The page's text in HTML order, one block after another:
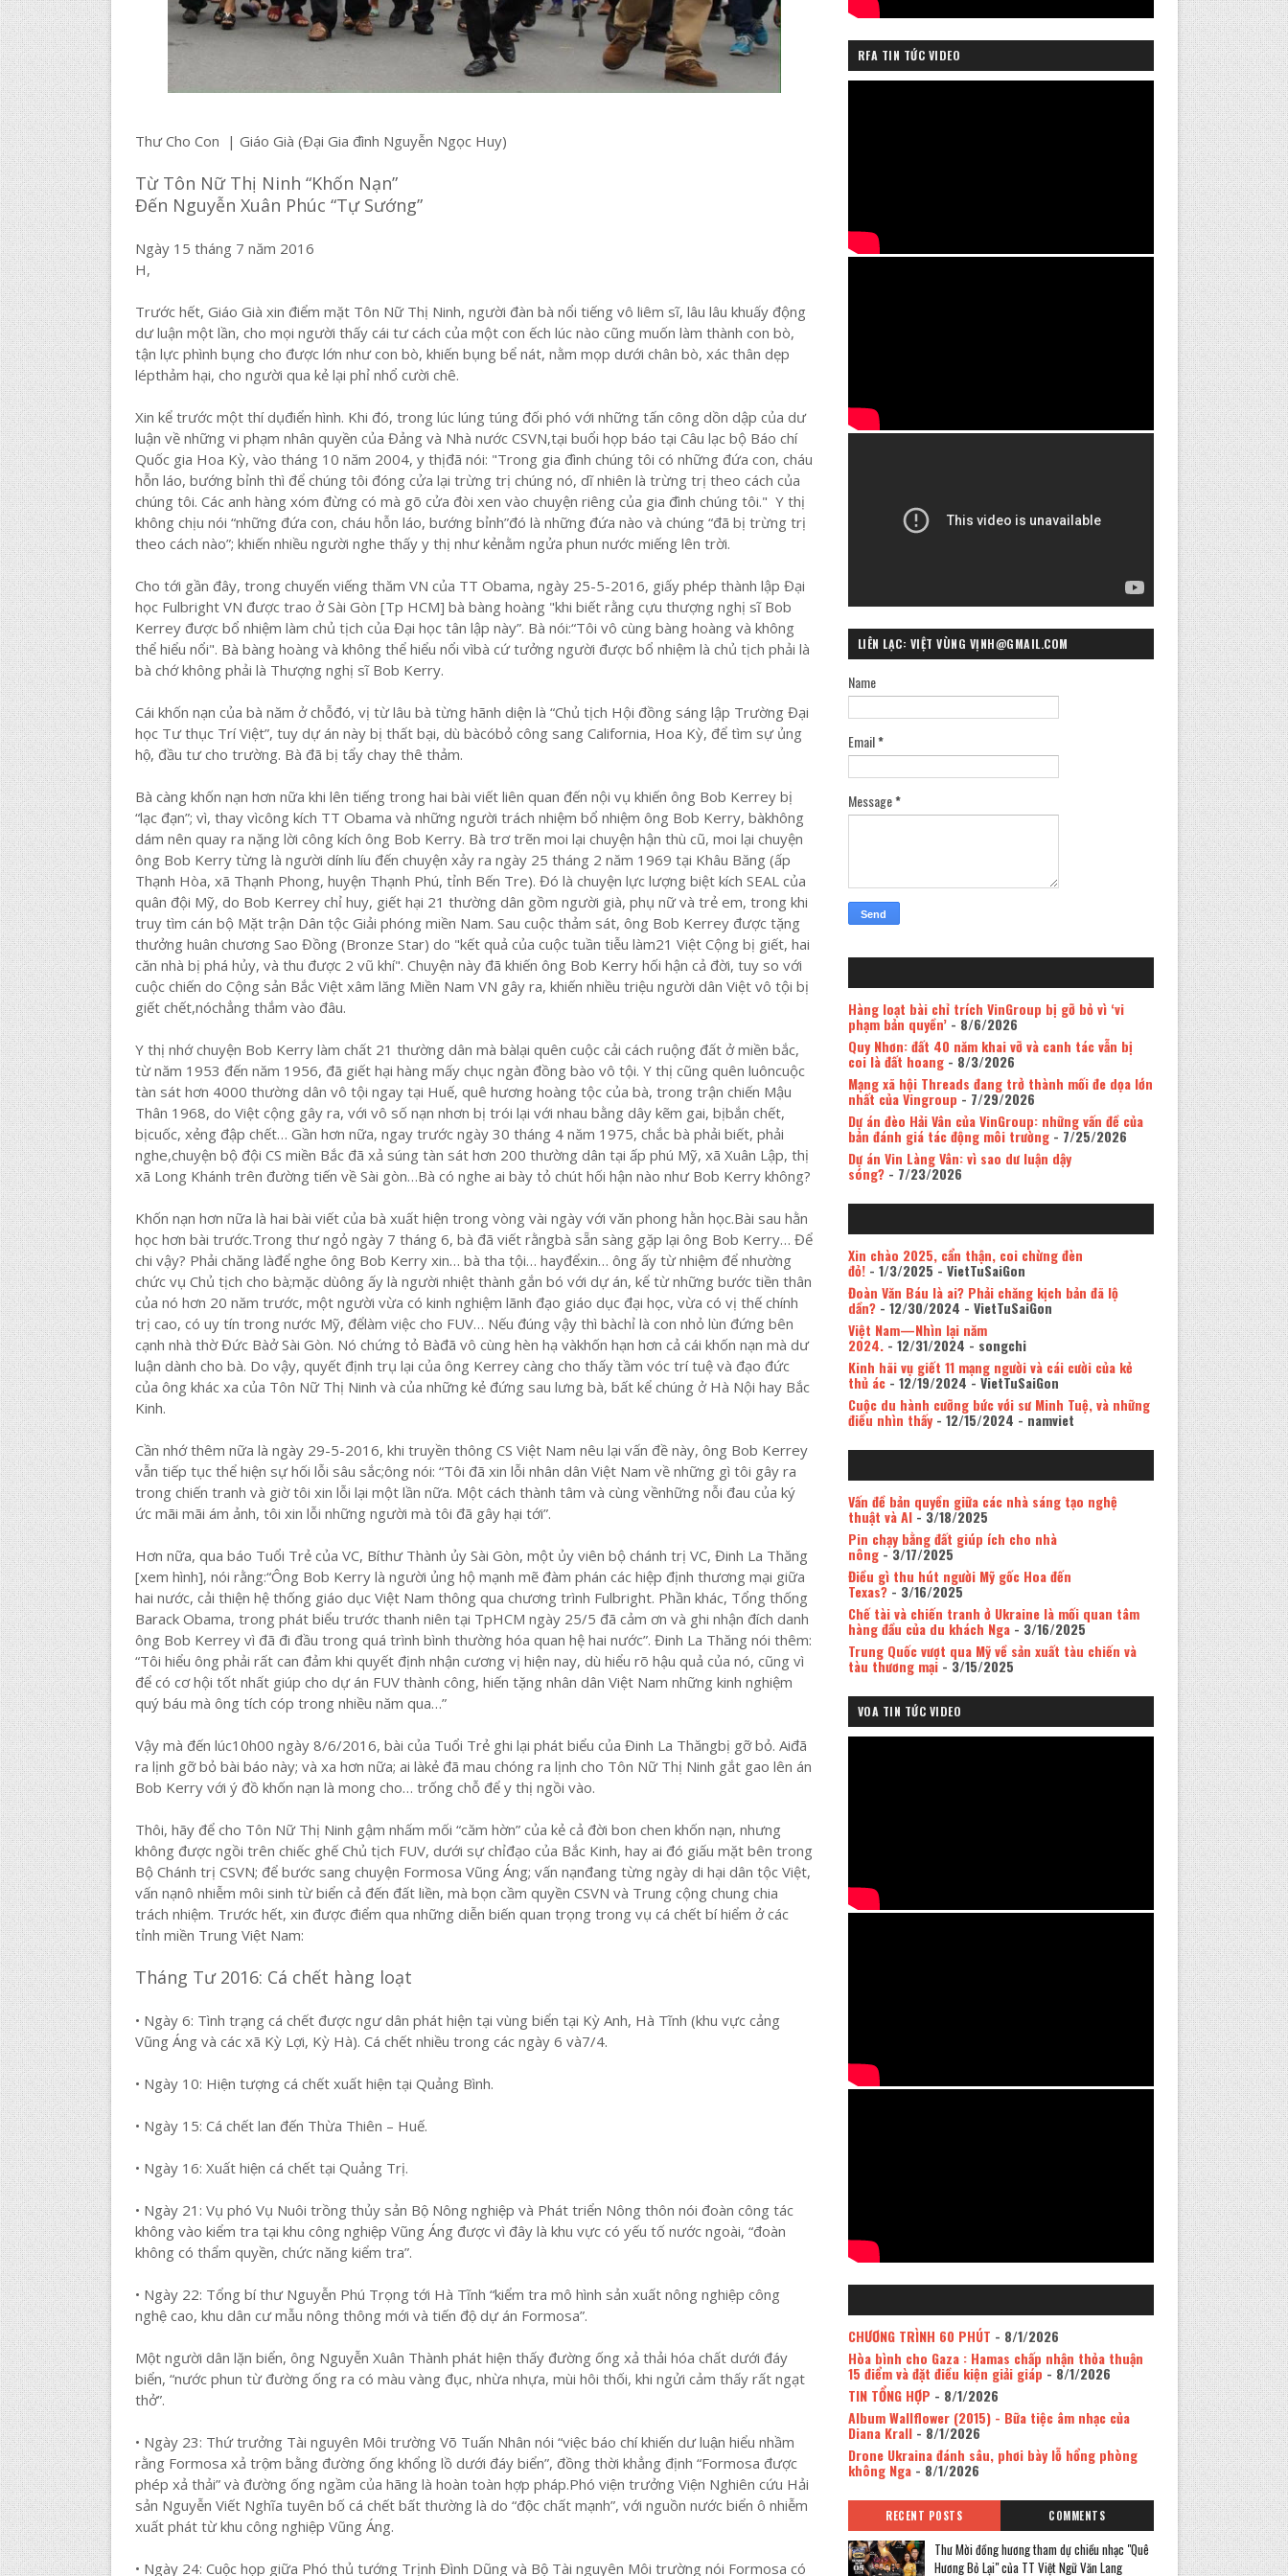
Thư Cho Con | Giáo Già (Đại Gia đình Nguyễn Ngọc Huy)
Từ Tôn Nữ Thị Ninh “Khốn Nạn”
Đến Nguyễn Xuân Phúc “Tự Sướng”
Ngày 15 tháng 7 năm 2016
H,
Trước hết, Giáo Già xin điểm mặt Tôn Nữ Thị Ninh, người đàn bà nổi tiếng vô liêm sĩ, lâu lâu khuấy động
dư luận một lần, cho mọi người thấy cái tư cách của một con ếch lúc nào cũng muốn làm thành con bò,
tận lực phình bụng cho được lớn như con bò, khiến bụng bể nát, nằm mọp dưới chân bò, xác thân dẹp
lépthảm hại, cho người qua kẻ lại phỉ nhổ cười chê.
Xin kể trước một thí dụđiển hình. Khi đó, trong lúc lúng túng đối phó với những tấn công dồn dập của dư
luận về những vi phạm nhân quyền của Đảng và Nhà nước CSVN,tại buổi họp báo tại Câu lạc bộ Báo chí
Quốc gia Hoa Kỳ, vào tháng 10 năm 2004, y thịđã nói: "Trong gia đình chúng tôi có những đứa con, cháu
hỗn láo, bướng bỉnh thì để chúng tôi đóng cửa lại trừng trị chúng nó, dĩ nhiên là trừng trị theo cách của
chúng tôi. Các anh hàng xóm đừng có mà gõ cửa đòi xen vào chuyện riêng của gia đình chúng tôi." Y thị
không chịu nói “những đứa con, cháu hỗn láo, bướng bỉnh”đó là những đứa nào và chúng “đã bị trừng trị
theo cách nào”; khiến nhiều người nghe thấy y thị như kẻnằm ngửa phun nước miếng lên trời.
Cho tới gần đây, trong chuyến viếng thăm VN của TT Obama, ngày 25-5-2016, giấy phép thành lập Đại
học Fulbright VN được trao ở Sài Gòn [Tp HCM] bà bàng hoàng "khi biết rằng cựu thượng nghị sĩ Bob
Kerrey được bổ nhiệm làm chủ tịch của Đại học tân lập này”. Bà nói:“Tôi vô cùng bàng hoàng và không
thể hiểu nổi". Bà bàng hoàng và không thể hiểu nổi vìbà cứ tưởng người được bổ nhiệm là chủ tịch phải là
bà chớ không phải là Thượng nghị sĩ Bob Kerry.
Cái khốn nạn của bà năm ở chỗđó, vị từ lâu bà từng hãnh diện là “Chủ tịch Hội đồng sáng lập Trường Đại
học Tư thục Trí Việt”, tuy dự án này bị thất bại, dù bàcóbỏ công sang California, Hoa Kỳ, để tìm sự ủng
hộ, đầu tư cho trường. Bà đã bị tẩy chay thê thảm.
Bà càng khốn nạn hơn nữa khi lên tiếng trong hai bài viết liên quan đến nội vụ khiến ông Bob Kerrey bị
“lạc đạn”; vì, thay vìcông kích TT Obama và những người trách nhiệm bổ nhiệm ông Bob Kerry, bàkhông
dám nên quay ra nặng lời công kích ông Bob Kerry. Bà trơ trẽn moi lại chuyện hận thù cũ, moi lại chuyện
ông Bob Kerry từng là người dính líu đến chuyện xảy ra ngày 25 tháng 2 năm 1969 tại Khâu Băng (ấp
Thạnh Hòa, xã Thạnh Phong, huyện Thạnh Phú, tỉnh Bến Tre). Đó là chuyện lực lượng biệt kích SEAL của
quân đội Mỹ, do Bob Kerrey chỉ huy, giết hại 21 thường dân gồm người già, phụ nữ và trẻ em, trong khi
truy tìm cán bộ Mặt trận Dân tộc Giải phóng miền Nam. Sau cuộc thảm sát, ông Bob Kerrey được tặng
thưởng huân chương Sao Đồng (Bronze Star) do "kết quả của cuộc tuần tiễu làm21 Việt Cộng bị giết, hai
căn nhà bị phá hủy, và thu được 2 vũ khí". Chuyện này đã khiến ông Bob Kerry hối hận cả đời, tuy so với
cuộc chiến do Cộng sản Bắc Việt xâm lăng Miền Nam VN gây ra, khiến nhiều triệu người dân Việt vô tội bị
giết chết,nóchẳng thắm vào đâu.
Y thị nhớ chuyện Bob Kerry làm chất 21 thường dân mà bàlại quên cuộc cải cách ruộng đất ở miền bắc,
từ năm 1953 đến năm 1956, đã giết hại hàng mấy chục ngàn đồng bào vô tội. Y thị cũng quên luôncuộc
tàn sát hơn 4000 thường dân vô tội ngay tại Huế, quê hương hoàng tộc của bà, trong trận chiến Mậu
Thân 1968, do Việt cộng gây ra, với vô số nạn nhơn bị trói lại với nhau bằng dây kẽm gai, bịbắn chết,
bịcuốc, xẻng đập chết… Gần hơn nữa, ngay trước ngày 30 tháng 4 năm 1975, chắc bà phải biết, phải
nghe,chuyện bộ đội CS miền Bắc đã xả súng tàn sát hơn 200 thường dân tại ấp phú Mỹ, xã Xuân Lập, thị
xã Long Khánh trên đường tiến về Sài gòn…Bà có nghe ai bày tỏ chút hối hận nào như Bob Kerry không?
Khốn nạn hơn nữa là hai bài viết của bà xuất hiện trong vòng vài ngày với văn phong hằn học.Bài sau hằn
học hơn bài trước.Trong thư ngỏ ngày 7 tháng 6, bà đã viết rằngbà sẵn sàng gặp lại ông Bob Kerry… Để
chi vậy? Phải chăng làđể nghe ông Bob Kerry xin… bà tha tội… hayđểxin… ông ấy từ nhiệm để nhường
chức vụ Chủ tịch cho bà;mặc dùông ấy là người nhiệt thành gắn bó với dự án, kể từ những bước tiền thân
của nó hơn 20 năm trước, một người vừa có kinh nghiệm lãnh đạo giáo dục đại học, vừa có vị thế chính
trị cao, có uy tín trong nước Mỹ, đểlàm việc cho FUV… Nếu đúng vậy thì bàchỉ là con nhỏ lùn đứng bên
cạnh nhà thờ Đức Bàở Sài Gòn. Nó chứng tỏ Bàđã vô cùng hèn hạ vàkhốn hạn hơn cả cái khốn nạn mà dư
luận dành cho bà. Do vậy, quyết định trụ lại của ông Kerrey càng cho thấy tầm vóc trí tuệ và đạo đức
của ông khác xa của Tôn Nữ Thị Ninh và của những kẻ đứng sau lưng bà, bất kể chúng ở Hà Nội hay Bắc
Kinh.
Cần nhớ thêm nữa là ngày 29-5-2016, khi truyền thông CS Việt Nam nêu lại vấn đề này, ông Bob Kerrey
vẫn tiếp tục thể hiện sự hối lỗi sâu sắc;ông nói: “Tôi đã xin lỗi nhân dân Việt Nam về những gì tôi gây ra
trong chiến tranh và giờ tôi xin lỗi lại một lần nữa. Một cách thành tâm và cùng vềnhững nỗi đau của ký
ức mãi mãi ám ảnh, tôi xin lỗi những người mà tôi đã gây hại tới”.
Hơn nữa, qua báo Tuổi Trẻ của VC, Bíthư Thành ủy Sài Gòn, một ủy viên bộ chánh trị VC, Đinh La Thăng
[xem hình], nói rằng:“Ông Bob Kerry là người ủng hộ mạnh mẽ đàm phán các hiệp định thương mại giữa
hai nước, cải thiện hệ thống giáo dục Việt Nam thông qua chương trình Fulbright. Phần khác, Tổng thống
Barack Obama, trong phát biểu trước thanh niên tại TpHCM ngày 25/5 đã cảm ơn và ghi nhận đích danh
ông Bob Kerrey vì đã đi đầu trong quá trình bình thường hóa quan hệ hai nước”. Đinh La Thăng nói thêm:
“Tôi hiểu ông phải rất can đảm khi quyết định nhận cương vị hiện nay, dù hiểu rõ hậu quả của nó, cũng vì
để có cơ hội tốt nhất giúp cho dự án FUV thành công, hiến tặng nhân dân Việt Nam những kinh nghiệm
quý báu mà ông tích cóp trong nhiều năm qua…”
Vậy mà đến lúc10h00 ngày 8/6/2016, bài của Tuổi Trẻ ghi lại phát biểu của Đinh La Thăngbị gỡ bỏ. Aiđã
ra lịnh gỡ bỏ bài báo này; và xa hơn nữa; ai làkẻ đã mau chóng ra lịnh cho Tôn Nữ Thị Ninh gắt gao lên án
Bob Kerry với ý đồ khốn nạn là mong cho… trống chỗ để y thị ngồi vào.
Thôi, hãy để cho Tôn Nữ Thị Ninh gậm nhấm mối “căm hờn” của kẻ cả đời bon chen khốn nạn, nhưng
không được ngồi trên chiếc ghế Chủ tịch FUV, dưới sự chỉđạo của Bắc Kinh, hay ai đó giấu mặt bên trong
Bộ Chánh trị CSVN; để bước sang chuyện Formosa Vũng Áng; vấn nạnđang từng ngày di hại dân tộc Việt,
vấn nạnô nhiễm môi sinh từ biển cả đến đất liền, mà bọn cầm quyền CSVN và Trung cộng chung chia
trách nhiệm. Trước hết, xin được điểm qua những diễn biến quan trọng trong vụ cá chết bí hiểm ở các
tỉnh miền Trung Việt Nam:
Tháng Tư 2016: Cá chết hàng loạt
• Ngày 6: Tình trạng cá chết được ngư dân phát hiện tại vùng biển tại Kỳ Anh, Hà Tĩnh (khu vực cảng
Vũng Áng và các xã Kỳ Lợi, Kỳ Hà). Cá chết nhiều trong các ngày 6 và7/4.
• Ngày 10: Hiện tượng cá chết xuất hiện tại Quảng Bình.
• Ngày 15: Cá chết lan đến Thừa Thiên – Huế.
• Ngày 16: Xuất hiện cá chết tại Quảng Trị.
• Ngày 21: Vụ phó Vụ Nuôi trồng thủy sản Bộ Nông nghiệp và Phát triển Nông thôn nói đoàn công tác
không vào kiểm tra tại khu công nghiệp Vũng Áng được vì đây là khu vực có yếu tố nước ngoài, “đoàn
không có thẩm quyền, chức năng kiểm tra”.
• Ngày 22: Tổng bí thư Nguyễn Phú Trọng tới Hà Tĩnh “kiểm tra mô hình sản xuất nông nghiệp công
nghệ cao, khu dân cư mẫu nông thông mới và tiến độ dự án Formosa”.
Một người dân lặn biển, ông Nguyễn Xuân Thành phát hiện thấy đường ống xả thải hóa chất dưới đáy
biển, “nước phun từ đường ống ra có màu vàng đục, nhừa nhựa, mùi hôi thối, khi ngửi cảm thấy rất ngạt
thở”.
• Ngày 23: Thứ trưởng Tài nguyên Môi trường Võ Tuấn Nhân nói “việc báo chí khiến dư luận hiểu nhầm
rằng Formosa xả trộm bằng đường ống khổng lồ dưới đáy biển”, đồng thời khẳng định “Formosa được
phép xả thải” và đường ống ngầm của hãng là hoàn toàn hợp pháp.Phó viện trưởng Viện Nghiên cứu Hải
sản Nguyễn Viết Nghĩa tuyên bố cá chết bất thường là do “độc chất mạnh”, với nguồn nước biển ô nhiễm
xuất phát từ khu công nghiệp Vũng Áng.
• Ngày 24: Cuộc họp giữa Phó thủ tướng Trịnh Đình Dũng và Bộ Tài nguyên Môi trường nói Formosa có
RFA TIN TỨC VIDEO
LIÊN LẠC: VIỆT VÙNG VỊNH@GMAIL.COM
Name
Email*
Message*
Hàng loạt bài chỉ trích VinGroup bị gỡ bỏ vì ‘vi
phạm bản quyền’- 8/6/2026
Quy Nhơn: đất 40 năm khai vỡ và canh tác vẫn bị
coi là đất hoang- 8/3/2026
Mạng xã hội Threads đang trở thành mối đe dọa lớn
nhất của Vingroup - 7/29/2026
Dự án đèo Hải Vân của VinGroup: những vấn đề của
bản đánh giá tác động môi trường- 7/25/2026
Dự án Vin Làng Vân: vì sao dư luận dậy
sóng?- 7/23/2026
Xin chào 2025, cẩn thận, coi chừng đèn
đỏ!- 1/3/2025 - VietTuSaiGon
Đoàn Văn Báu là ai? Phải chăng kịch bản đã lộ
dần?- 12/30/2024 - VietTuSaiGon
Việt Nam—Nhìn lại năm
2024.- 12/31/2024 - songchi
Kinh hãi vụ giết 11 mạng người và cái cười của kẻ
thủ ác- 12/19/2024 - VietTuSaiGon
Cuộc du hành cưỡng bức với sư Minh Tuệ, và những
điều nhìn thấy- 12/15/2024 - namviet
Vấn đề bản quyền giữa các nhà sáng tạo nghệ
thuật và AI- 3/18/2025
Pin chạy bằng đất giúp ích cho nhà
nông- 3/17/2025
Điều gì thu hút người Mỹ gốc Hoa đến
Texas?- 3/16/2025
Chế tài và chiến tranh ở Ukraine là mối quan tâm
hàng đầu của du khách Nga- 3/16/2025
Trung Quốc vượt qua Mỹ về sản xuất tàu chiến và
tàu thương mại- 3/15/2025
VOA TIN TỨC VIDEO
CHƯƠNG TRÌNH 60 PHÚT - 8/1/2026
Hòa bình cho Gaza : Hamas chấp nhận thỏa thuận
15 điểm và đặt điều kiện giải giáp - 8/1/2026
TIN TỔNG HỢP - 8/1/2026
Album Wallflower (2015) - Bữa tiệc âm nhạc của
Diana Krall- 8/1/2026
Drone Ukraina đánh sâu, phơi bày lỗ hổng phòng
không Nga- 8/1/2026
RECENT POSTS COMMENTS
Thư Mời đồng hương tham dự chiều nhạc "Quê
Hương Bỏ Lại" của TT Việt Ngữ Văn Lang